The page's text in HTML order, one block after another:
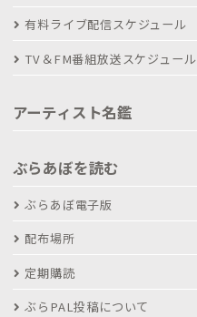
有料ライブ配信スケジュール
TV＆FM番組放送スケジュール
アーティスト名鑑
ぶらあぼを読む
ぶらあぼ電子版
配布場所
定期購読
ぶらPAL投稿について